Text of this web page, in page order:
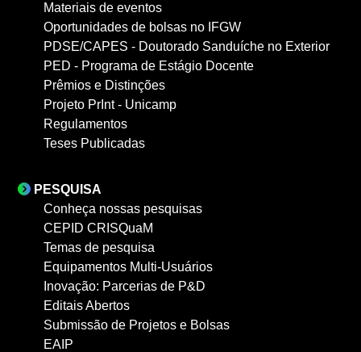
Materiais de eventos
Oportunidades de bolsas no IFGW
PDSE/CAPES - Doutorado Sanduíche no Exterior
PED - Programa de Estágio Docente
Prêmios e Distinções
Projeto PrInt - Unicamp
Regulamentos
Teses Publicadas
PESQUISA
Conheça nossas pesquisas
CEPID CRISQuaM
Temas de pesquisa
Equipamentos Multi-Usuários
Inovação: Parcerias de P&D
Editais Abertos
Submissão de Projetos e Bolsas
EAIP